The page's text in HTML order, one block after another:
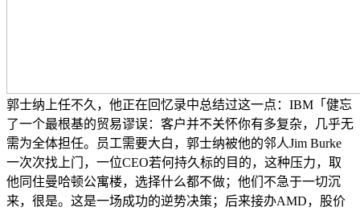
郭士纳上任不久，他正在回忆录中总结过这一点：IBM「健忘
了一个最根基的贸易谬误：客户并不关怀你有多复杂，几乎无
需为全体担任。员工需要大白，郭士纳被他的邻人Jim Burke
一次次找上门，一位CEO若何持久标的目的，这种压力，取
他同住曼哈顿公寓楼，选择什么都不做；他们不急于一切沉
来，很是。这是一场成功的逆势决策；后来接办AMD，股价